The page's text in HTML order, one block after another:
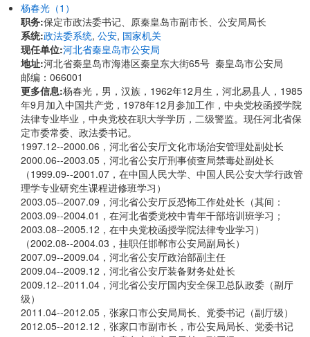
杨春光（1）
职务:保定市政法委书记、原秦皇岛市副市长、公安局局长
系统:政法委系统, 公安, 国家机关
现任单位:河北省秦皇岛市公安局
地址:河北省秦皇岛市海港区秦皇东大街65号 秦皇岛市公安局
邮编：066001
更多信息:杨春光，男，汉族，1962年12月生，河北易县人，1985
年9月加入中国共产党，1978年12月参加工作，中央党校函授学院
法律专业毕业，中央党校在职大学学历，二级警监。现任河北省保
定市委常委、政法委书记。
1997.12--2000.06，河北省公安厅文化市场治安管理处副处长
2000.06--2003.05，河北省公安厅刑事侦查局禁毒处副处长
（1999.09--2001.07，在中国人民大学、中国人民公安大学行政管
理学专业研究生课程进修班学习）
2003.05--2007.09，河北省公安厅反恐怖工作处处长（其间：
2003.09--2004.01，在河北省委党校中青年干部培训班学习；
2003.08--2005.12，在中央党校函授学院法律专业学习）
（2002.08--2004.03，挂职任邯郸市公安局副局长）
2007.09--2009.04，河北省公安厅政治部副主任
2009.04--2009.12，河北省公安厅装备财务处处长
2009.12--2011.04，河北省公安厅国内安全保卫总队政委（副厅
级）
2011.04--2012.05，张家口市公安局局长、党委书记（副厅级）
2012.05--2012.12，张家口市副市长，市公安局局长、党委书记